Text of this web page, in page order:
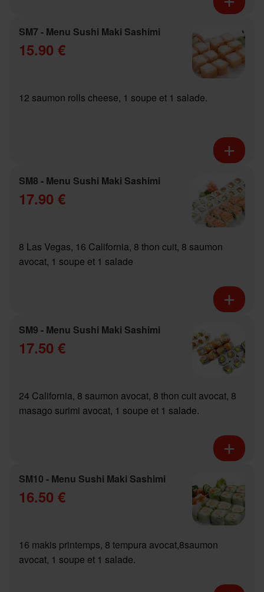
SM7 - Menu Sushi Maki Sashimi
15.90 €
12 saumon rolls cheese, 1 soupe et 1 salade.
SM8 - Menu Sushi Maki Sashimi
17.90 €
8 Las Vegas, 16 California, 8 thon cuit, 8 saumon
avocat, 1 soupe et 1 salade
SM9 - Menu Sushi Maki Sashimi
17.50 €
24 California, 8 saumon avocat, 8 thon cuit avocat, 8
masago surimi avocat, 1 soupe et 1 salade.
SM10 - Menu Sushi Maki Sashimi
16.50 €
16 makis printemps, 8 tempura avocat,8saumon
avocat, 1 soupe et 1 salade.